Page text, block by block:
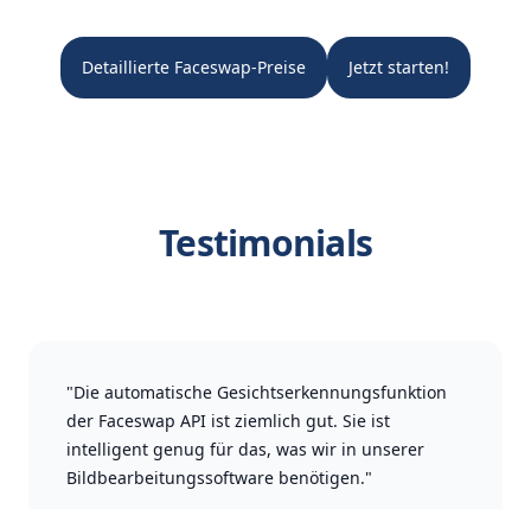
Detaillierte Faceswap-Preise Jetzt starten!
Testimonials
"Die automatische Gesichtserkennungsfunktion
der Faceswap API ist ziemlich gut. Sie ist
intelligent genug für das, was wir in unserer
Bildbearbeitungssoftware benötigen."